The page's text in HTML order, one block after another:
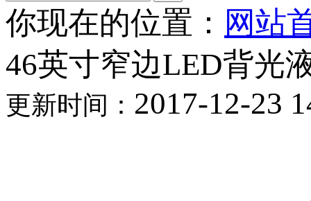
你现在的位置： 网站
46英寸窄边LED背光
更新时间： 2017-12-23